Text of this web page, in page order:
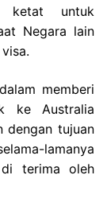
ketat untuk
Negara lain
memberi
ke Australia
dengan tujuan
lamanya
terima oleh